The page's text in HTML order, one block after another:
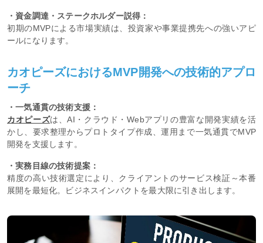
・資金調達・ステークホルダー説得：
初期のMVPによる市場実績は、投資家や事業提携先への強いアピ
ールになります。
カオピーズにおけるMVP開発への技術的アプロ
ーチ
・一気通貫の技術支援：
カオピーズは、AI・クラウド・Webアプリの豊富な開発実績を活
かし、要求整理からプロトタイプ作成、運用まで一気通貫でMVP
開発を支援します。
・実務目線の技術提案：
精度の高い技術選定により、クライアントのサービス検証～本番
展開を最短化。ビジネスインパクトを最大限に引き出します。